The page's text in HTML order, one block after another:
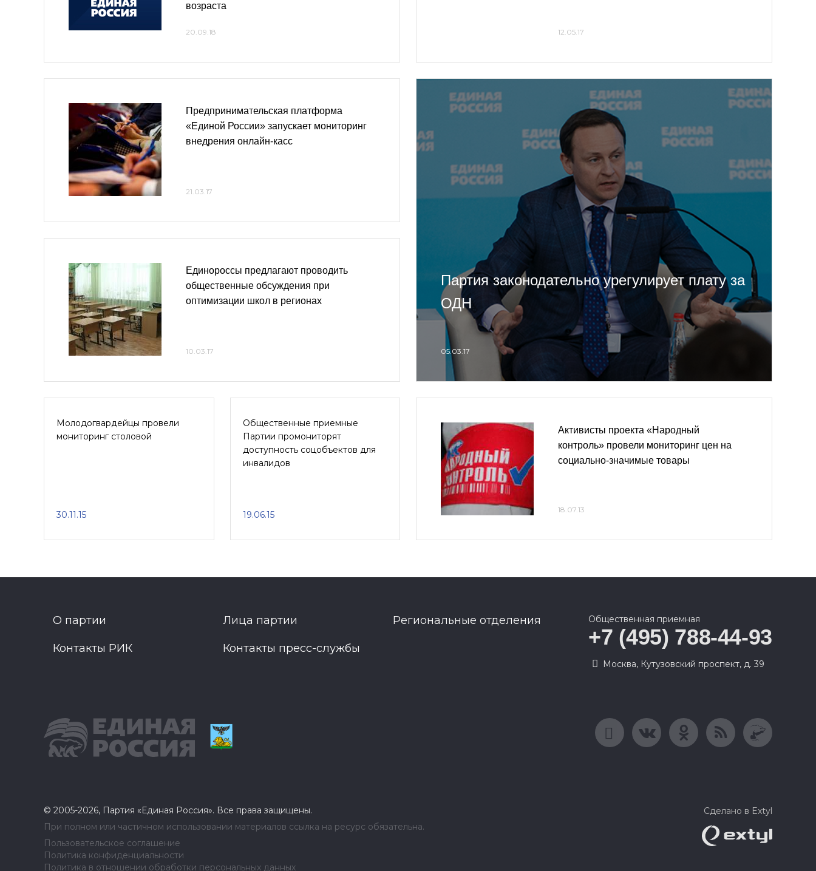
возраста
20.09.18 12.05.17
Предпринимательская платформа
«Единой России» запускает мониторинг
внедрения онлайн-касс
21.03.17
Единороссы предлагают проводить
общественные обсуждения при
оптимизации школ в регионах
10.03.17
Партия законодательно урегулирует плату за
ОДН
05.03.17
Молодогвардейцы провели
мониторинг столовой
30.11.15
Общественные приемные
Партии промониторят
доступность соцобъектов для
инвалидов
19.06.15
Активисты проекта «Народный
контроль» провели мониторинг цен на
социально-значимые товары
18.07.13
О партии Лица партии Региональные отделения
Контакты РИК Контакты пресс-службы
Общественная приемная
+7 (495) 788-44-93
Москва, Кутузовский проспект, д. 39
© 2005-2026, Партия «Единая Россия». Все права защищены.
При полном или частичном использовании материалов ссылка на ресурс обязательна.
Пользовательское соглашение
Политика конфиденциальности
Политика в отношении обработки персональных данных
Сделано в Extyl